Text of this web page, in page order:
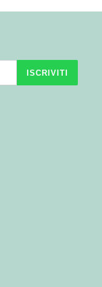
ISCRIVITI